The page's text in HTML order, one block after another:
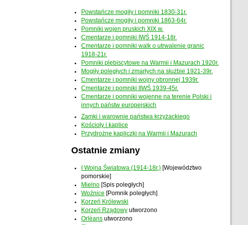
Powstańcze mogiły i pomniki 1830-31r.
Powstańcze mogiły i pomniki 1863-64r.
Pomniki wojen pruskich XIX w.
Cmentarze i pomniki IWŚ 1914-18r.
Cmentarze i pomniki walk o utrwalenie granic
1918-21r.
Pomniki plebiscytowe na Warmii i Mazurach 1920r.
Mogiły poległych i zmarłych na służbie 1921-39r.
Cmentarze i pomniki wojny obronnej 1939r.
Cmentarze i pomniki IIWŚ 1939-45r.
Cmentarze i pomniki wojenne na terenie Polski i
innych państw europejskich
Zamki i warownie państwa krzyżackiego
Kościoły i kaplice
Przydrożne kapliczki na Warmii i Mazurach
Ostatnie zmiany
I Wojna Światowa (1914-18r.) [Województwo
pomorskie]
Mielno [Spis poległych]
Woźnice [Pomnik poległych]
Korzeń Królewski
Korzeń Rządowy utworzono
Orléans utworzono